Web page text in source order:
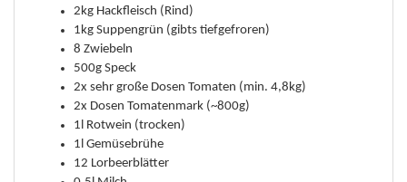
2kg Hackfleisch (Rind)
1kg Suppengrün (gibts tiefgefroren)
8 Zwiebeln
500g Speck
2x sehr große Dosen Tomaten (min. 4,8kg)
2x Dosen Tomatenmark (~800g)
1l Rotwein (trocken)
1l Gemüsebrühe
12 Lorbeerblätter